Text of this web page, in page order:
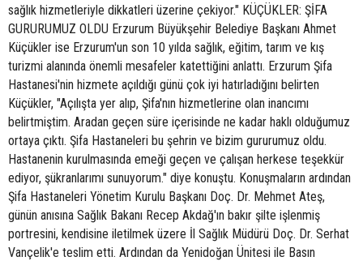
sağlık hizmetleriyle dikkatleri üzerine çekiyor." KÜÇÜKLER: ŞİFA
GURURUMUZ OLDU Erzurum Büyükşehir Belediye Başkanı Ahmet
Küçükler ise Erzurum'un son 10 yılda sağlık, eğitim, tarım ve kış
turizmi alanında önemli mesafeler katettiğini anlattı. Erzurum Şifa
Hastanesi'nin hizmete açıldığı günü çok iyi hatırladığını belirten
Küçükler, "Açılışta yer alıp, Şifa'nın hizmetlerine olan inancımı
belirtmiştim. Aradan geçen süre içerisinde ne kadar haklı olduğumuz
ortaya çıktı. Şifa Hastaneleri bu şehrin ve bizim gururumuz oldu.
Hastanenin kurulmasında emeği geçen ve çalışan herkese teşekkür
ediyor, şükranlarımı sunuyorum." diye konuştu. Konuşmaların ardından
Şifa Hastaneleri Yönetim Kurulu Başkanı Doç. Dr. Mehmet Ateş,
günün anısına Sağlık Bakanı Recep Akdağ'ın bakır şilte işlenmiş
portresini, kendisine iletilmek üzere İl Sağlık Müdürü Doç. Dr. Serhat
Vançelik'e teslim etti. Ardından da Yenidoğan Ünitesi ile Basın